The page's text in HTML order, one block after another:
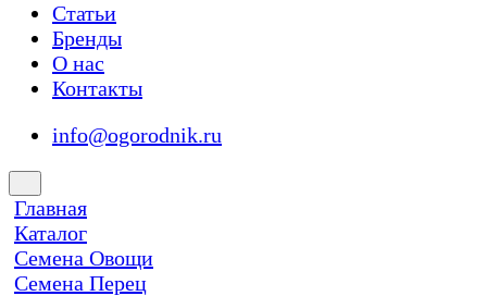
Статьи
Бренды
О нас
Контакты
info@ogorodnik.ru
Главная
Каталог
Семена Овощи
Семена Перец